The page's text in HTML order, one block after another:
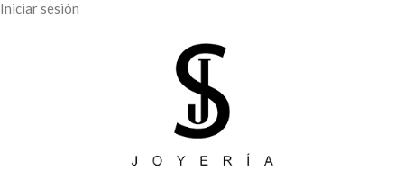
Iniciar sesión